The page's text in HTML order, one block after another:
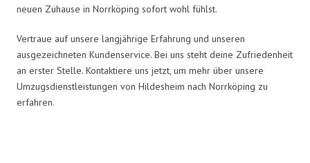
neuen Zuhause in Norrköping sofort wohl fühlst.
Vertraue auf unsere langjährige Erfahrung und unseren
ausgezeichneten Kundenservice. Bei uns steht deine Zufriedenheit
an erster Stelle. Kontaktiere uns jetzt, um mehr über unsere
Umzugsdienstleistungen von Hildesheim nach Norrköping zu
erfahren.